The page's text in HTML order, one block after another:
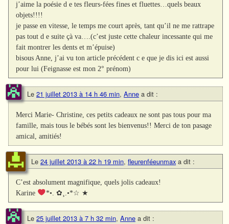
j’aime la poésie d e tes fleurs-fées fines et fluettes…quels beaux
objets!!!!
je passe en vitesse, le temps me court après, tant qu’il ne me rattrape
pas tout d e suite çà va….(c’est juste cette chaleur incessante qui me
fait montrer les dents et m’épuise)
bisous Anne, j’ai vu ton article précédent c e que je dis ici est aussi
pour lui (Feignasse est mon 2° prénom)
Le 21 juillet 2013 à 14 h 46 min, Anne a dit :
Merci Marie- Christine, ces petits cadeaux ne sont pas tous pour ma
famille, mais tous le bébés sont les bienvenus!! Merci de ton pasage
amical, amitiés!
Le 24 juillet 2013 à 22 h 19 min, fleurenféeunmax a dit :
C’est absolument magnifique, quels jolis cadeaux!
Karine
*•. ✿¸.•*☆ ★
Le 25 juillet 2013 à 7 h 32 min, Anne a dit :